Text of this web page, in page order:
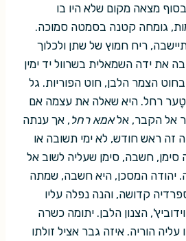
מצאה מקום שלא היו בו
גומחה קטנה בסמטה סמוכה.
ריח חמוץ של שתן ולכלוך
את ידה השמאלית בשרוול יד ימין
הצמר הלבן, חוט הפוריות. גל
רחל. היא שאלה את עצמה אם
אל הקבר, אלאמא רחל , אך ענתה
זה ראש חודש, לא ימי תשובה או
סימן, חשבה, סימן שעליה לשוב אל
יהודה המסכן, היא חשבה, שמתה
קדושה, והנה נפלה עליו
הצנון הלבן. יתומה כשרה
הוריה. איזה גבר אציל זולתו